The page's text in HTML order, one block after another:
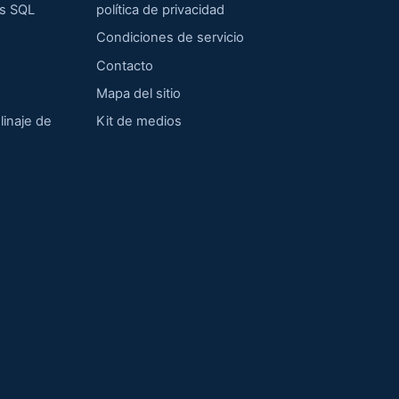
SQL
de
política de privacidad
Condiciones de servicio
Contacto
Mapa del sitio
Kit de medios